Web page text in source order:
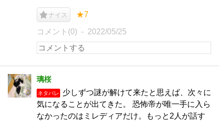
ナイス ★7
コメント(0) 2022/05/25
璃桜
ネタバレ
少しずつ謎が解けて来たと思えば、次々に
気になることが出てきた。 恐怖帝が唯一手に入ら
なかったのはミレディアだけ。もっと2人が話す